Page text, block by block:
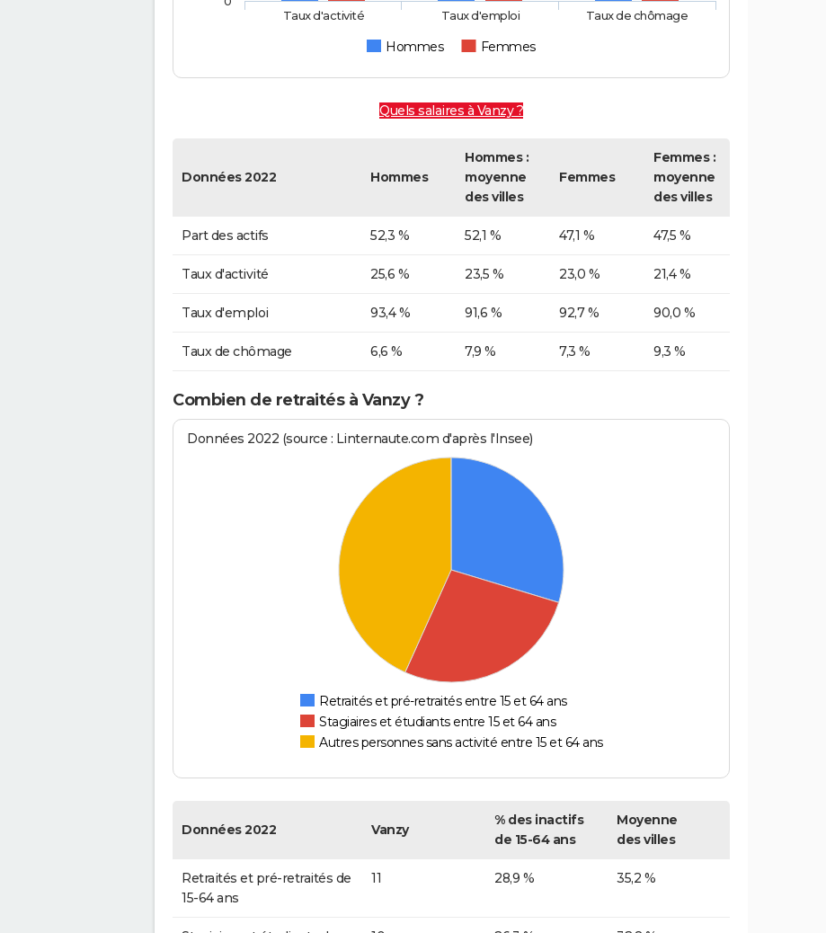
Hommes Femmes
Taux d'activité Taux d'emploi Taux de chômage
Quels salaires à Vanzy ?
Données 2022 Hommes
Hommes :
moyenne
des villes
Femmes
Femmes :
moyenne
des villes
Part des actifs 52,3 % 52,1 % 47,1 % 47,5 %
Taux d'activité 25,6 % 23,5 % 23,0 % 21,4 %
Taux d'emploi 93,4 % 91,6 % 92,7 % 90,0 %
Taux de chômage 6,6 % 7,9 % 7,3 % 9,3 %
Combien de retraités à Vanzy ?
Données 2022 (source : Linternaute.com d'après l'Insee)
Retraités et pré-retraités entre 15 et 64 ans
Stagiaires et étudiants entre 15 et 64 ans
Autres personnes sans activité entre 15 et 64 ans
Données 2022 Vanzy
% des inactifs
de 15-64 ans
Moyenne
des villes
Retraités et pré-retraités de
15-64 ans
11 28,9 % 35,2 %